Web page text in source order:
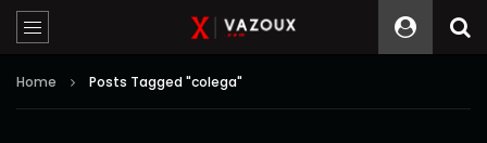
Home Posts Tagged "colega"